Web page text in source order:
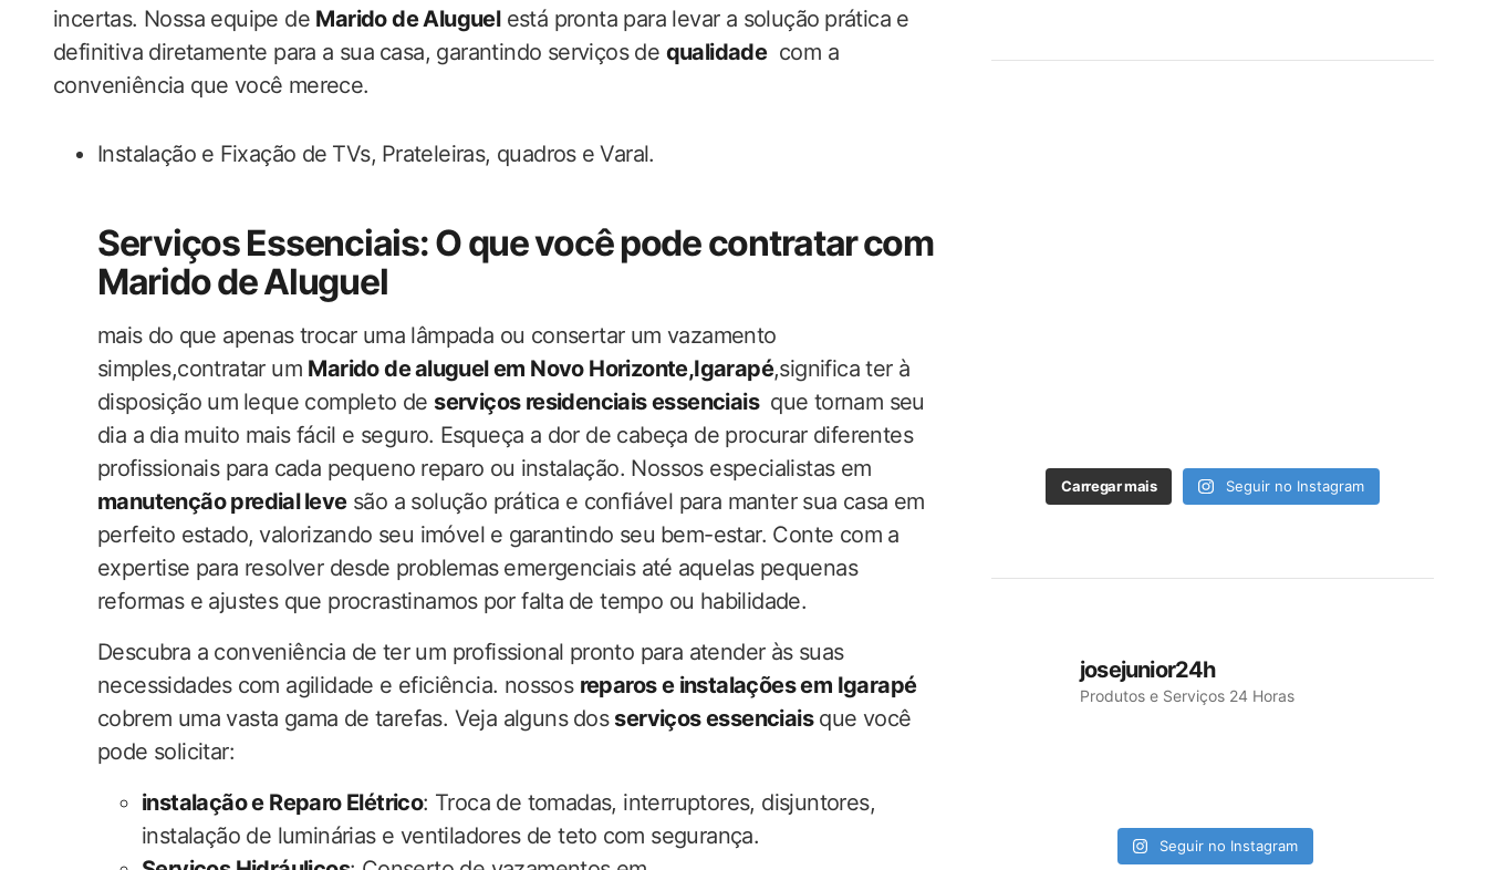
incertas. Nossa equipe ‌de Marido de Aluguelestá pronta para levar a solução ⁤prática e⁣
definitiva diretamente para a sua ⁢casa, garantindo serviços de qualidade​ com ​a
conveniência que você merece.
Instalação⁤ e Fixação ​de ⁤TVs,⁣ Prateleiras, quadros ⁤e Varal.
Serviços Essenciais: O que você pode contratar⁣ com
Marido de Aluguel
mais do ⁤que ​apenas trocar uma lâmpada ou consertar ​um vazamento
simples,contratar ‌um Marido de ⁤aluguel​ em Novo Horizonte,Igarapé,significa ter à
disposição um ⁢leque completo de serviços residenciais essenciais⁣ que tornam seu
‌dia a ⁣dia muito mais fácil e seguro. ⁢Esqueça a dor ‍de cabeça de procurar diferentes
profissionais para cada ‌pequeno⁤ reparo ou ⁣instalação. Nossos especialistas em ⁢
manutenção predial ⁣levesão a solução prática e confiável para manter sua casa em‌
perfeito estado, ⁢valorizando seu‌ imóvel ⁢e garantindo seu ⁣bem-estar. Conte com a
expertise ‍para resolver desde problemas⁤ emergenciais até ⁣aquelas‍ pequenas
reformas e ajustes que procrastinamos ⁢por falta⁣ de tempo ou habilidade.
Descubra a ‍conveniência de ter um ‌profissional pronto para atender às suas
necessidades⁣ com agilidade e eficiência. nossos reparos e instalações em Igarapé
cobrem uma vasta‍ gama de tarefas. Veja alguns ⁣dos serviços essenciaisque você
pode solicitar:
instalação e Reparo Elétrico: Troca de tomadas, interruptores, disjuntores,⁣
instalação de luminárias e ventiladores de​ teto ⁣com segurança.
Carregar mais Seguir no Instagram
josejunior24h
Produtos e Serviços 24 Horas
Seguir no Instagram